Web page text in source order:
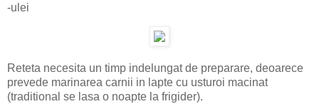
-ulei
Reteta necesita un timp indelungat de preparare, deoarece
prevede marinarea carnii in lapte cu usturoi macinat
(traditional se lasa o noapte la frigider).